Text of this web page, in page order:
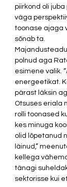
piirkond oli
väga
toonase ajaga
sõnab ta.
polnud aga
esimene valik.
energeetikat.
pärast läksin
Otsuses eriala
rolli toonased
kes minuga
olid lõpetanud
läinud,”
kellega
tänagi
sektorisse kui